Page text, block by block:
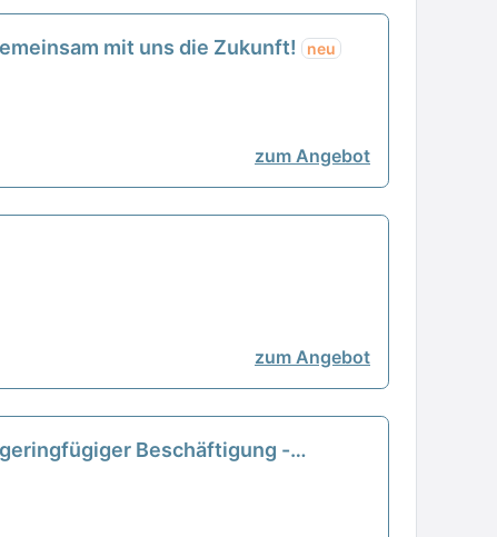
mit uns die Zukunft! neu
zum Angebot
zum Angebot
Beschäftigung -